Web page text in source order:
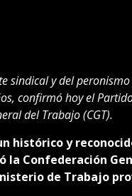
sindical y del
confirmó hoy el
del Trabajo (CGT).
histórico y
la Confederación
de Trabajo